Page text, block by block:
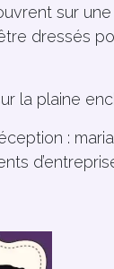
sur
dressés
la plaine
: